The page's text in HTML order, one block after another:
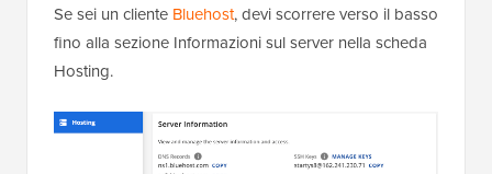
Se sei un cliente Bluehost, devi scorrere verso il basso
fino alla sezione Informazioni sul server nella scheda
Hosting.